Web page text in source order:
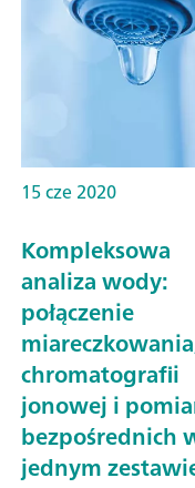
15 cze 2020
Kompleksowa
analiza wody:
połączenie
chromatografii
jonowej i
bezpośrednich
jednym